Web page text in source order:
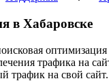
в Хабаровске
трафика на
трафик на свой сайт.